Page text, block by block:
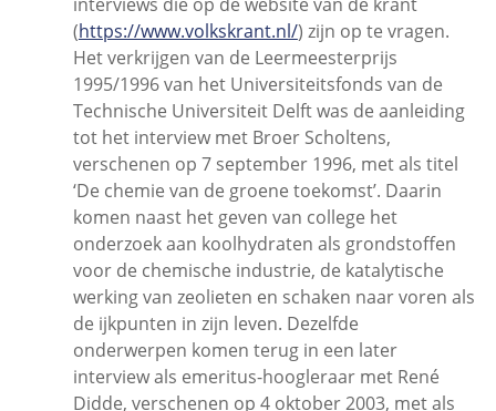
(https://www.volkskrant.nl/) zijn op te vragen.
Het verkrijgen van de Leermeesterprijs
1995/1996 van het Universiteitsfonds van de
Technische Universiteit Delft was de aanleiding
tot het interview met Broer Scholtens,
verschenen op 7 september 1996, met als titel
‘De chemie van de groene toekomst’. Daarin
komen naast het geven van college het
onderzoek aan koolhydraten als grondstoffen
voor de chemische industrie, de katalytische
werking van zeolieten en schaken naar voren als
de ijkpunten in zijn leven. Dezelfde
onderwerpen komen terug in een later
interview als emeritus-hoogleraar met René
Didde, verschenen op 4 oktober 2003, met als